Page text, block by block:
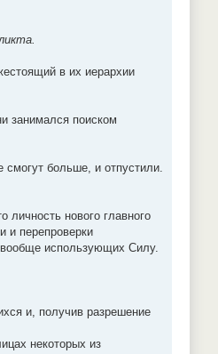
в их иерархии
занимался поиском
больше, и отпустили.
нового главного
и перепроверки
использующих Силу.
и, получив разрешение
некоторых из